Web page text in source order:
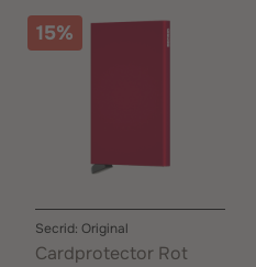
15%
Secrid: Original
Cardprotector Rot